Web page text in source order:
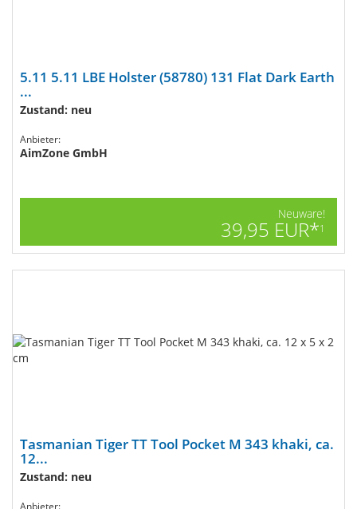
5.11 5.11 LBE Holster (58780) 131 Flat Dark Earth
...
Zustand: neu
Anbieter:
AimZone GmbH
Neuware!
39,95 EUR*1
Tasmanian Tiger TT Tool Pocket M 343 khaki, ca.
12...
Zustand: neu
Anbieter: